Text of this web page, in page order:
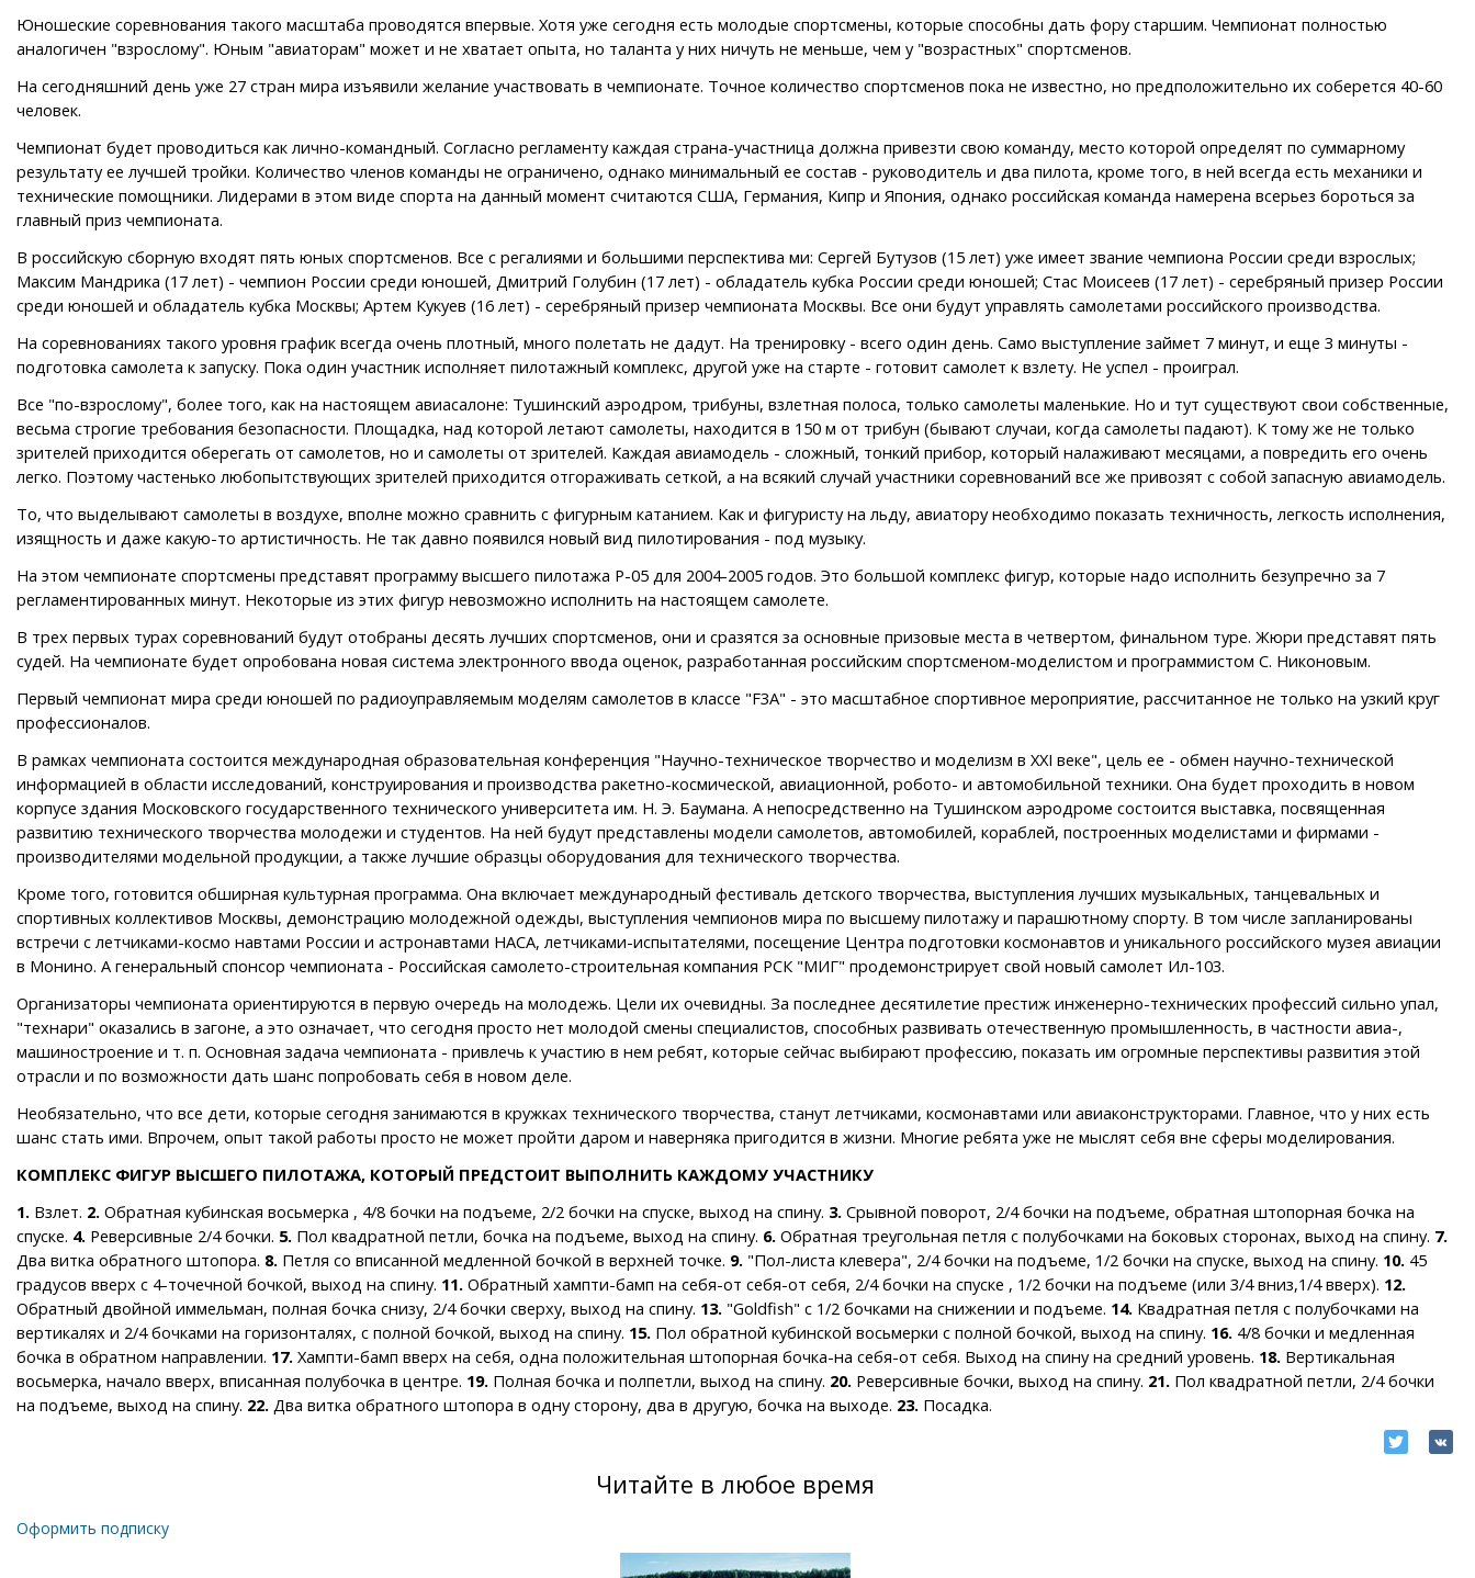
Юношеские соревнования такого масштаба проводятся впервые. Хотя уже сегодня есть молодые спортсмены, которые способны дать фору старшим. Чемпионат полностью
аналогичен "взрослому". Юным "авиаторам" может и не хватает опыта, но таланта у них ничуть не меньше, чем у "возрастных" спортсменов.
На сегодняшний день уже 27 стран мира изъявили желание участвовать в чемпионате. Точное количество спортсменов пока не известно, но предположительно их соберется 40-60
человек.
Чемпионат будет проводиться как лично-командный. Согласно регламенту каждая страна-участница должна привезти свою команду, место которой определят по суммарному
результату ее лучшей тройки. Количество членов команды не ограничено, однако минимальный ее состав - руководитель и два пилота, кроме того, в ней всегда есть механики и
технические помощники. Лидерами в этом виде спорта на данный момент считаются США, Германия, Кипр и Япония, однако российская команда намерена всерьез бороться за
главный приз чемпионата.
В российскую сборную входят пять юных спортсменов. Все с регалиями и большими перспектива ми: Сергей Бутузов (15 лет) уже имеет звание чемпиона России среди взрослых;
Максим Мандрика (17 лет) - чемпион России среди юношей, Дмитрий Голубин (17 лет) - обладатель кубка России среди юношей; Стас Моисеев (17 лет) - серебряный призер России
среди юношей и обладатель кубка Москвы; Артем Кукуев (16 лет) - серебряный призер чемпионата Москвы. Все они будут управлять самолетами российского производства.
На соревнованиях такого уровня график всегда очень плотный, много полетать не дадут. На тренировку - всего один день. Само выступление займет 7 минут, и еще 3 минуты -
подготовка самолета к запуску. Пока один участник исполняет пилотажный комплекс, другой уже на старте - готовит самолет к взлету. Не успел - проиграл.
Все "по-взрослому", более того, как на настоящем авиасалоне: Тушинский аэродром, трибуны, взлетная полоса, только самолеты маленькие. Но и тут существуют свои собственные,
весьма строгие требования безопасности. Площадка, над которой летают самолеты, находится в 150 м от трибун (бывают случаи, когда самолеты падают). К тому же не только
зрителей приходится оберегать от самолетов, но и самолеты от зрителей. Каждая авиамодель - сложный, тонкий прибор, который налаживают месяцами, а повредить его очень
легко. Поэтому частенько любопытствующих зрителей приходится отгораживать сеткой, а на всякий случай участники соревнований все же привозят с собой запасную авиамодель.
То, что выделывают самолеты в воздухе, вполне можно сравнить с фигурным катанием. Как и фигуристу на льду, авиатору необходимо показать техничность, легкость исполнения,
изящность и даже какую-то артистичность. Не так давно появился новый вид пилотирования - под музыку.
На этом чемпионате спортсмены представят программу высшего пилотажа Р-05 для 2004-2005 годов. Это большой комплекс фигур, которые надо исполнить безупречно за 7
регламентированных минут. Некоторые из этих фигур невозможно исполнить на настоящем самолете.
В трех первых турах соревнований будут отобраны десять лучших спортсменов, они и сразятся за основные призовые места в четвертом, финальном туре. Жюри представят пять
судей. На чемпионате будет опробована новая система электронного ввода оценок, разработанная российским спортсменом-моделистом и программистом С. Никоновым.
Первый чемпионат мира среди юношей по радиоуправляемым моделям самолетов в классе "F3A" - это масштабное спортивное мероприятие, рассчитанное не только на узкий круг
профессионалов.
В рамках чемпионата состоится международная образовательная конференция "Научно-техническое творчество и моделизм в XXI веке", цель ее - обмен научно-технической
информацией в области исследований, конструирования и производства ракетно-космической, авиационной, робото- и автомобильной техники. Она будет проходить в новом
корпусе здания Московского государственного технического университета им. Н. Э. Баумана. А непосредственно на Тушинском аэродроме состоится выставка, посвященная
развитию технического творчества молодежи и студентов. На ней будут представлены модели самолетов, автомобилей, кораблей, построенных моделистами и фирмами -
производителями модельной продукции, а также лучшие образцы оборудования для технического творчества.
Кроме того, готовится обширная культурная программа. Она включает международный фестиваль детского творчества, выступления лучших музыкальных, танцевальных и
спортивных коллективов Москвы, демонстрацию молодежной одежды, выступления чемпионов мира по высшему пилотажу и парашютному спорту. В том числе запланированы
встречи с летчиками-космо навтами России и астронавтами НАСА, летчиками-испытателями, посещение Центра подготовки космонавтов и уникального российского музея авиации
в Монино. А генеральный спонсор чемпионата - Российская самолето-строительная компания РСК "МИГ" продемонстрирует свой новый самолет Ил-103.
Организаторы чемпионата ориентируются в первую очередь на молодежь. Цели их очевидны. За последнее десятилетие престиж инженерно-технических профессий сильно упал,
"технари" оказались в загоне, а это означает, что сегодня просто нет молодой смены специалистов, способных развивать отечественную промышленность, в частности авиа-,
машиностроение и т. п. Основная задача чемпионата - привлечь к участию в нем ребят, которые сейчас выбирают профессию, показать им огромные перспективы развития этой
отрасли и по возможности дать шанс попробовать себя в новом деле.
Необязательно, что все дети, которые сегодня занимаются в кружках технического творчества, станут летчиками, космонавтами или авиаконструкторами. Главное, что у них есть
шанс стать ими. Впрочем, опыт такой работы просто не может пройти даром и наверняка пригодится в жизни. Многие ребята уже не мыслят себя вне сферы моделирования.
КОМПЛЕКС ФИГУР ВЫСШЕГО ПИЛОТАЖА, КОТОРЫЙ ПРЕДСТОИТ ВЫПОЛНИТЬ КАЖДОМУ УЧАСТНИКУ
1. Взлет. 2. Обратная кубинская восьмерка , 4/8 бочки на подъеме, 2/2 бочки на спуске, выход на спину. 3. Срывной поворот, 2/4 бочки на подъеме, обратная штопорная бочка на
спуске. 4. Реверсивные 2/4 бочки. 5. Пол квадратной петли, бочка на подъеме, выход на спину. 6. Обратная треугольная петля с полубочками на боковых сторонах, выход на спину. 7.
Два витка обратного штопора. 8. Петля со вписанной медленной бочкой в верхней точке. 9. "Пол-листа клевера", 2/4 бочки на подъеме, 1/2 бочки на спуске, выход на спину. 10. 45
градусов вверх с 4-точечной бочкой, выход на спину. 11. Обратный хампти-бамп на себя-от себя-от себя, 2/4 бочки на спуске , 1/2 бочки на подъеме (или 3/4 вниз,1/4 вверх). 12.
Обратный двойной иммельман, полная бочка снизу, 2/4 бочки сверху, выход на спину. 13. "Goldfish" с 1/2 бочками на снижении и подъеме. 14. Квадратная петля с полубочками на
вертикалях и 2/4 бочками на горизонталях, с полной бочкой, выход на спину. 15. Пол обратной кубинской восьмерки с полной бочкой, выход на спину. 16. 4/8 бочки и медленная
бочка в обратном направлении. 17. Хампти-бамп вверх на себя, одна положительная штопорная бочка-на себя-от себя. Выход на спину на средний уровень. 18. Вертикальная
восьмерка, начало вверх, вписанная полубочка в центре. 19. Полная бочка и полпетли, выход на спину. 20. Реверсивные бочки, выход на спину. 21. Пол квадратной петли, 2/4 бочки
на подъеме, выход на спину. 22. Два витка обратного штопора в одну сторону, два в другую, бочка на выходе. 23. Посадка.
Читайте в любое время
Оформить подписку